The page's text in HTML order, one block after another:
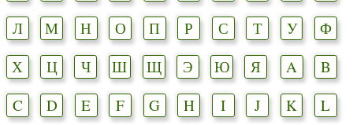
Л
М Н О П Р С Т У
Ф
Х
Ц Ч Ш Щ Э Ю Я A
B
C
D E F G H I J K
L